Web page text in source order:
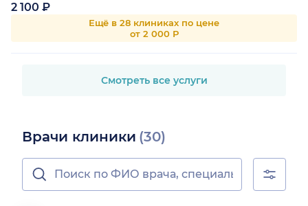
2 100 ₽
Ещё в 28 клиниках по цене
от 2 000 Р
Смотреть все услуги
Врачи клиники (30)